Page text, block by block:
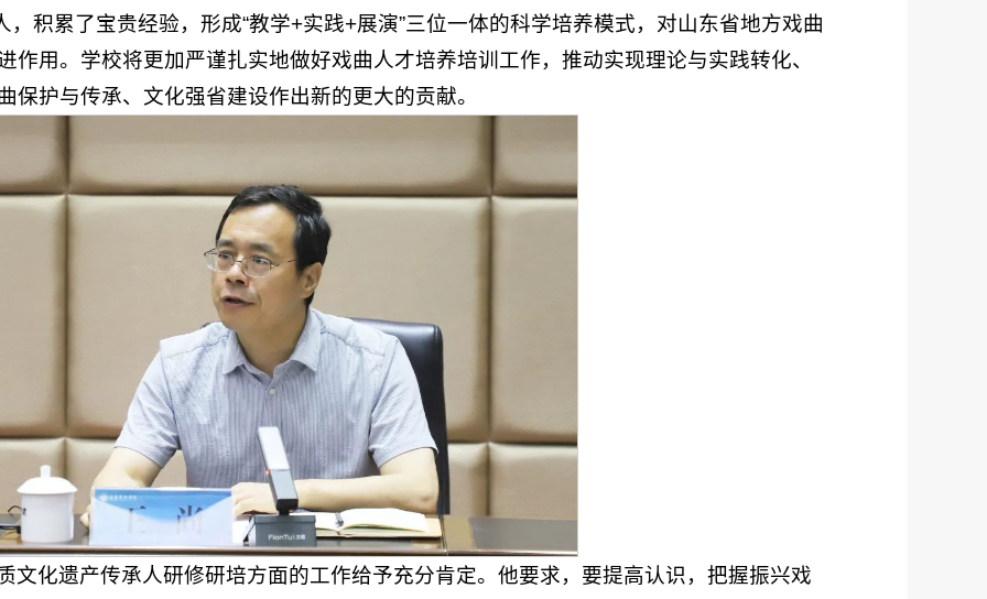
积累了宝贵经验，形成“教学+实践+展演”三位一体的科学培养模式，对山东省地方戏曲
作用。学校将更加严谨扎实地做好戏曲人才培养培训工作，推动实现理论与实践转化、
保护与传承、文化强省建设作出新的更大的贡献。
文化遗产传承人研修研培方面的工作给予充分肯定。他要求，要提高认识，把握振兴戏